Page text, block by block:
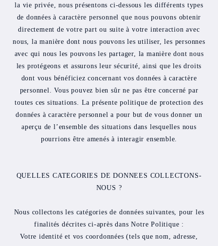
la vie privée, nous présentons ci-dessous les différents types
de données à caractère personnel que nous pouvons obtenir
directement de votre part ou suite à votre interaction avec
nous, la manière dont nous pouvons les utiliser, les personnes
avec qui nous les pouvons les partager, la manière dont nous
les protégeons et assurons leur sécurité, ainsi que les droits
dont vous bénéficiez concernant vos données à caractère
personnel. Vous pouvez bien sûr ne pas être concerné par
toutes ces situations. La présente politique de protection des
données à caractère personnel a pour but de vous donner un
aperçu de l’ensemble des situations dans lesquelles nous
pourrions être amenés à interagir ensemble.
QUELLES CATEGORIES DE DONNEES COLLECTONS-
NOUS ?
Nous collectons les catégories de données suivantes, pour les
finalités décrites ci-après dans Notre Politique :
Votre identité et vos coordonnées (tels que nom, adresse,